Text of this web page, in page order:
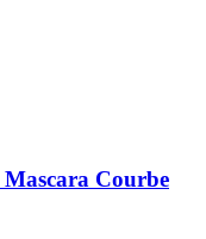
Mascara Courbe